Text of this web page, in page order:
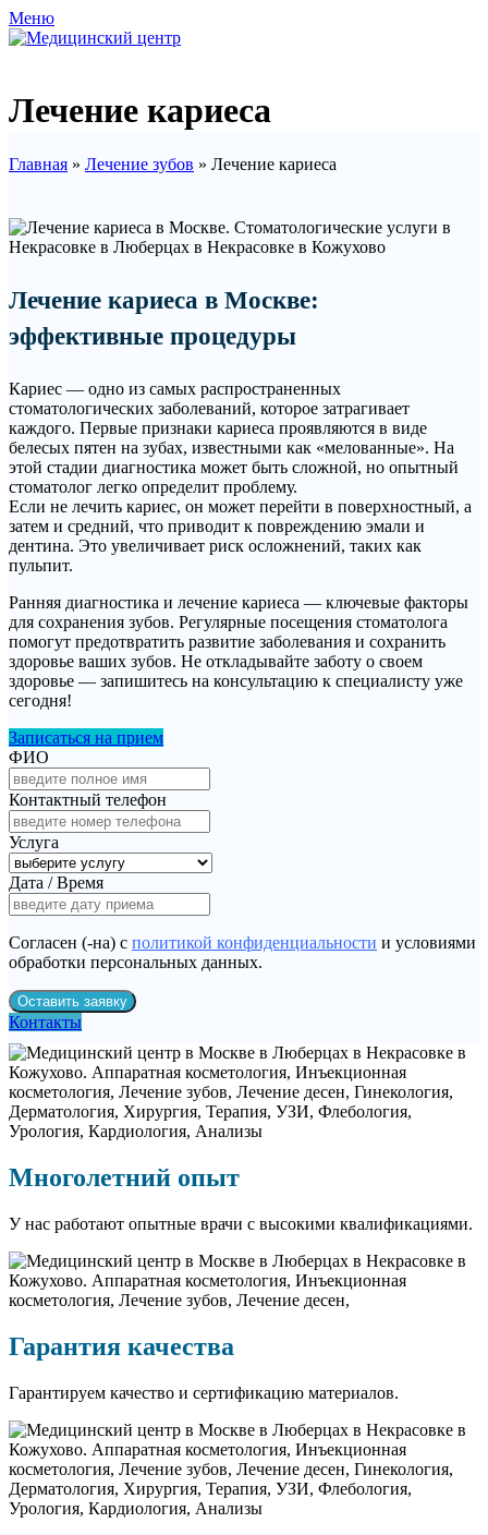
Меню
Лечение кариеса
Главная » Лечение зубов » Лечение кариеса
Лечение кариеса в Москве:
эффективные процедуры
Кариес — одно из самых распространенных
стоматологических заболеваний, которое затрагивает
каждого. Первые признаки кариеса проявляются в виде
белесых пятен на зубах, известными как «мелованные». На
этой стадии диагностика может быть сложной, но опытный
стоматолог легко определит проблему.
Если не лечить кариес, он может перейти в поверхностный, а
затем и средний, что приводит к повреждению эмали и
дентина. Это увеличивает риск осложнений, таких как
пульпит.
Ранняя диагностика и лечение кариеса — ключевые факторы
для сохранения зубов. Регулярные посещения стоматолога
помогут предотвратить развитие заболевания и сохранить
здоровье ваших зубов. Не откладывайте заботу о своем
здоровье — запишитесь на консультацию к специалисту уже
сегодня!
Записаться на прием
ФИО
Контактный телефон
Услуга
Дата / Время
Согласен (-на) с политикой конфиденциальности и условиями
обработки персональных данных.
Оставить заявку
Контакты
Многолетний опыт
У нас работают опытные врачи с высокими квалификациями.
Гарантия качества
Гарантируем качество и сертификацию материалов.